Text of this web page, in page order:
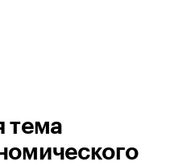
тема